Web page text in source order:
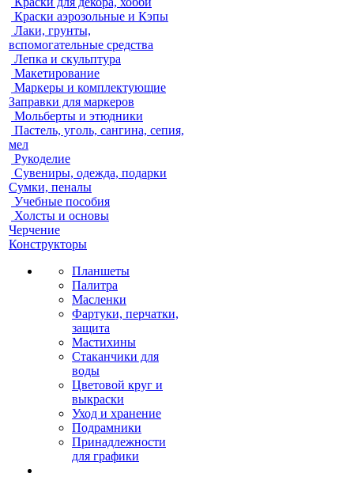
Краски аэрозольные и Кэпы
Лаки, грунты,
вспомогательные средства
Лепка и скульптура
Макетирование
Маркеры и комплектующие
Заправки для маркеров
Мольберты и этюдники
Пастель, уголь, сангина, сепия,
мел
Рукоделие
Сувениры, одежда, подарки
Сумки, пеналы
Учебные пособия
Холсты и основы
Черчение
Конструкторы
Планшеты
Палитра
Масленки
Фартуки, перчатки,
защита
Мастихины
Стаканчики для
воды
Цветовой круг и
выкраски
Уход и хранение
Подрамники
Принадлежности
для графики